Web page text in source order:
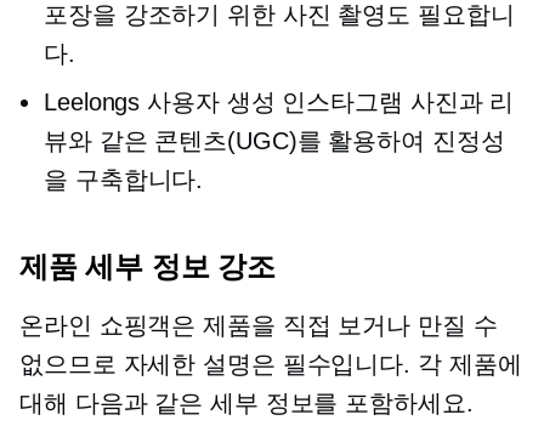
포장을 강조하기 위한 사진 촬영도 필요합니
다.
Leelongs 사용자 생성 인스타그램 사진과 리
뷰와 같은 콘텐츠(UGC)를 활용하여 진정성
을 구축합니다.
제품 세부 정보 강조
온라인 쇼핑객은 제품을 직접 보거나 만질 수
없으므로 자세한 설명은 필수입니다. 각 제품에
대해 다음과 같은 세부 정보를 포함하세요.